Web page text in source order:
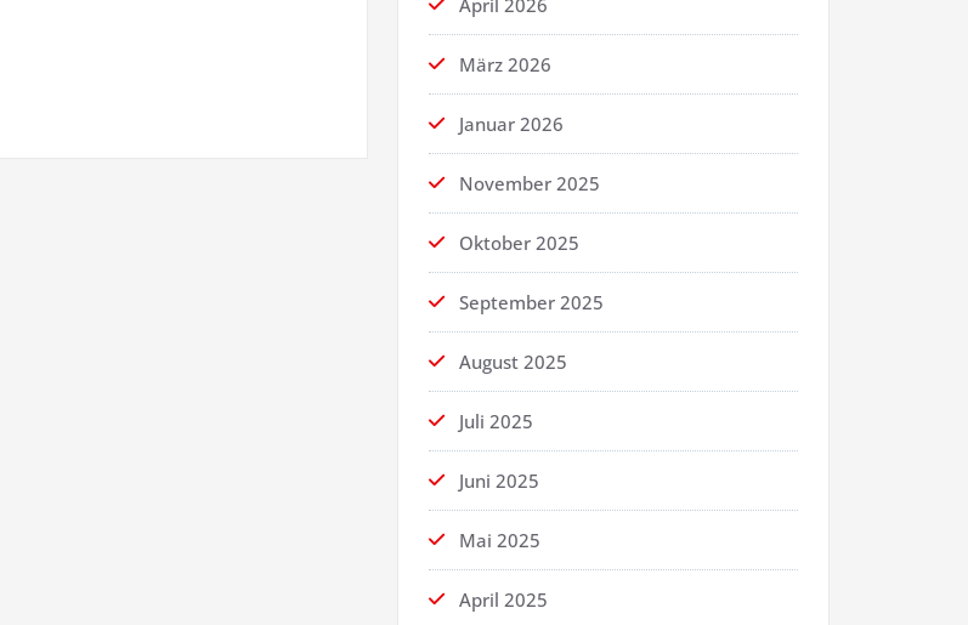
April 2026
März 2026
Januar 2026
November 2025
Oktober 2025
September 2025
August 2025
Juli 2025
Juni 2025
Mai 2025
April 2025